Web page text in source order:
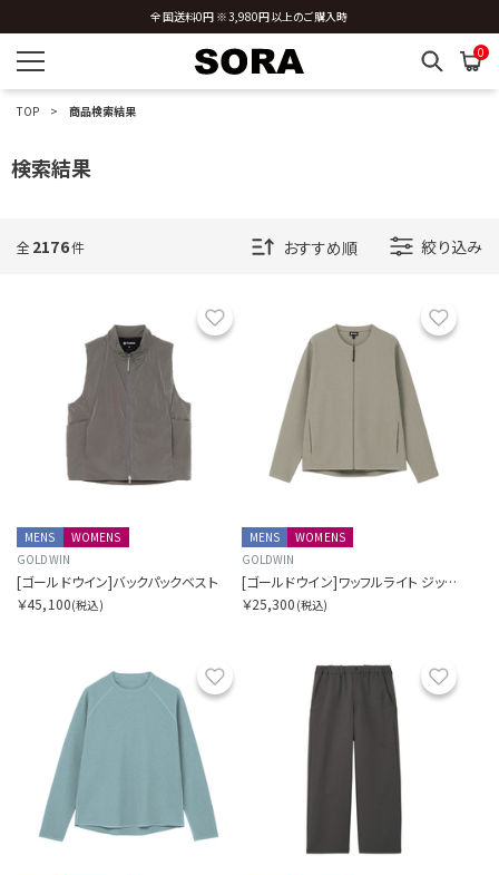
全国送料0円 ※3,980円以上のご購入時
0
TOP 商品検索結果
検索結果
全 2176件 絞り込み
お気に入り
MENS
WOMENS
GOLDWIN
[ゴールドウイン]バックパックベスト
￥45,100(税込)
MENS
WOMENS
GOLDWIN
[ゴールドウイン]ワッフルライト ジップ カーディガン
￥25,300 (税込)
お気に入り